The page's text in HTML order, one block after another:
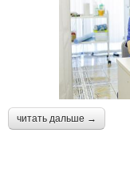
читать дальше →